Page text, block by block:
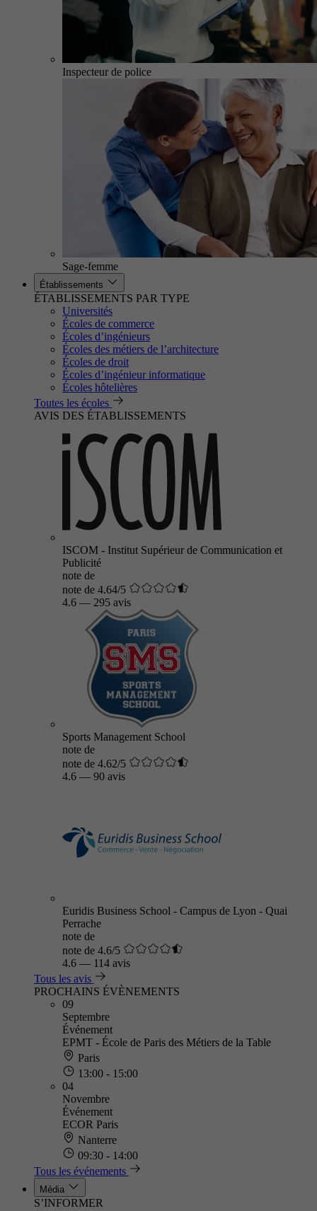
Inspecteur de police
Sage-femme
Établissements
ÉTABLISSEMENTS PAR TYPE
Universités
Écoles de commerce
Écoles d’ingénieurs
Écoles des métiers de l’architecture
Écoles de droit
Écoles d’ingénieur informatique
Écoles hôtelières
Toutes les écoles
AVIS DES ÉTABLISSEMENTS
ISCOM - Institut Supérieur de Communication et
Publicité
note de
note de 4.64/5
4.6 — 295 avis
Sports Management School
note de
note de 4.62/5
4.6 — 90 avis
Euridis Business School - Campus de Lyon - Quai
Perrache
note de
note de 4.6/5
4.6 — 114 avis
Tous les avis
PROCHAINS ÉVÈNEMENTS
09
Septembre
Événement
EPMT - École de Paris des Métiers de la Table
Paris
13:00 - 15:00
04
Novembre
Événement
ECOR Paris
Nanterre
09:30 - 14:00
Tous les événements
Média
S’INFORMER